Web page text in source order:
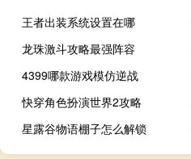
王者出装系统设置在哪
龙珠激斗攻略最强阵容
4399哪款游戏模仿逆战
快穿角色扮演世界2攻略
星露谷物语棚子怎么解锁